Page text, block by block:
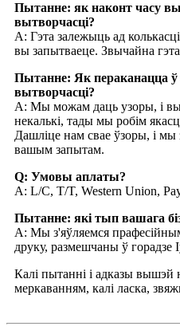
Пытанне: як наконт часу
вытворчасці?
A: Гэта залежыць ад
вы запытваеце. Звычайна
Пытанне: Як пераканацца ў
вытворчасці?
A: Мы можам даць узоры, і вы
некалькі, тады мы робім
Дашліце нам свае ўзоры, і мы
вашым запытам.
Q: Умовы аплаты?
A: L/C, T/T, Western Union,
Пытанне: які тып вашага
A: Мы з'яўляемся
друку, размешчаны ў горадзе
Калі пытанні і адказы
меркаванням, калі ласка,